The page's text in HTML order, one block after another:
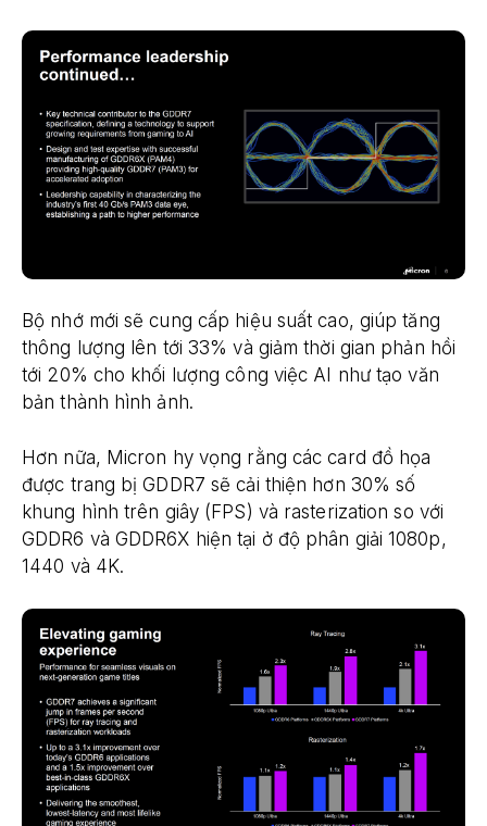
Bộ nhớ mới sẽ cung cấp hiệu suất cao, giúp tăng
thông lượng lên tới 33% và giảm thời gian phản hồi
tới 20% cho khối lượng công việc AI như tạo văn
bản thành hình ảnh.
Hơn nữa, Micron hy vọng rằng các card đồ họa
được trang bị GDDR7 sẽ cải thiện hơn 30% số
khung hình trên giây (FPS) và rasterization so với
GDDR6 và GDDR6X hiện tại ở độ phân giải 1080p,
1440 và 4K.